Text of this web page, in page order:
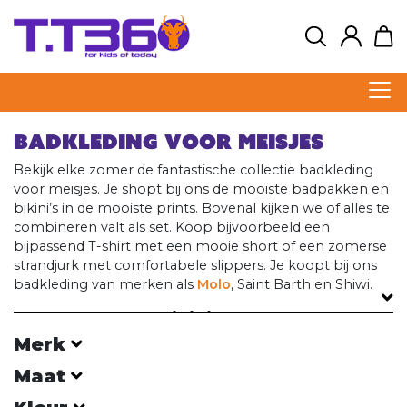
Badkleding voor meisjes
Bekijk elke zomer de fantastische collectie badkleding
voor meisjes. Je shopt bij ons de mooiste badpakken en
bikini’s in de mooiste prints. Bovenal kijken we of alles te
combineren valt als set. Koop bijvoorbeeld een
bijpassend T-shirt met een mooie short of een zomerse
strandjurk met comfortabele slippers. Je koopt bij ons
badkleding van merken als Molo, Saint Barth en Shiwi.
Badpakken en bikini’s
Op zoek naar een nieuwe badpak of bikini? Bekijk nu
strand of het zwembad. Of je nu opzoek bent naar een
klassiek badpak, of een hippe bikini, de keuze is
Merk
Maat